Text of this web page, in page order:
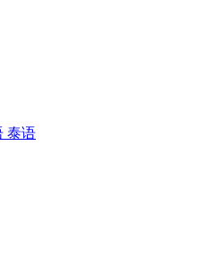
泰语